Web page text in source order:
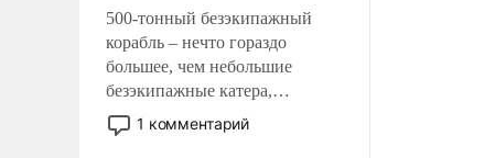
500-тонный безэкипажный
корабль – нечто гораздо
большее, чем небольшие
безэкипажные катера,
применение которых уже
стало обыденностью. Задача по
1 комментарий